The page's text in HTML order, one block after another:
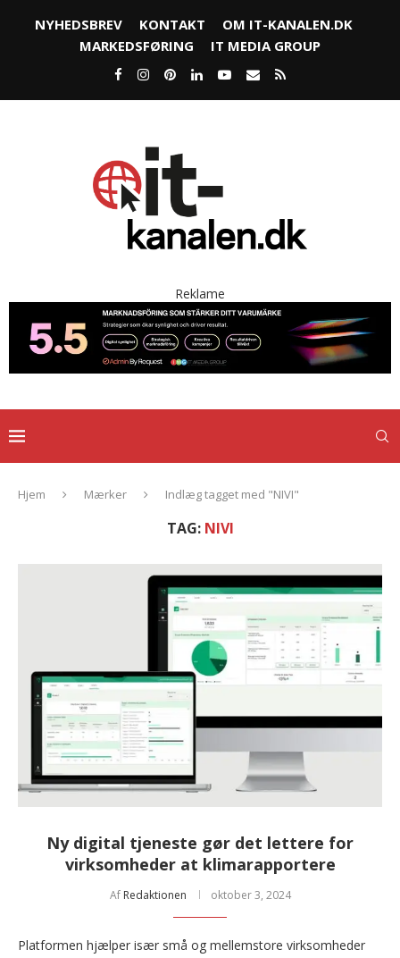
NYHEDSBREV KONTAKT
OM IT-KANALEN.DK
MARKEDSFØRING
IT MEDIA GROUP
Reklame
Hjem Mærker Indlæg tagget med "NIVI"
TAG: NIVI
Ny digital tjeneste gør det lettere for
virksomheder at klimarapportere
Af Redaktionen oktober 3, 2024
Platformen hjælper især små og mellemstore virksomheder